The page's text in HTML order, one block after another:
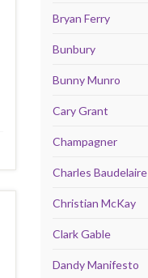
Bryan Ferry
Bunbury
Bunny Munro
Cary Grant
Champagner
Charles Baudelaire
Christian McKay
Clark Gable
Dandy Manifesto